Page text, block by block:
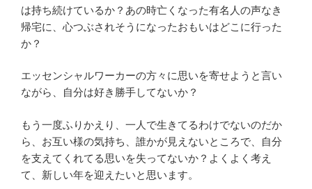
は持ち続けているか？あの時亡くなった有名人の声なき
帰宅に、心つぶされそうになったおもいはどこに行った
か？
エッセンシャルワーカーの方々に思いを寄せようと言い
ながら、自分は好き勝手してないか？
もう一度ふりかえり、一人で生きてるわけでないのだか
ら、お互い様の気持ち、誰かが見えないところで、自分
を支えてくれてる思いを失ってないか？よくよく考え
て、新しい年を迎えたいと思います。